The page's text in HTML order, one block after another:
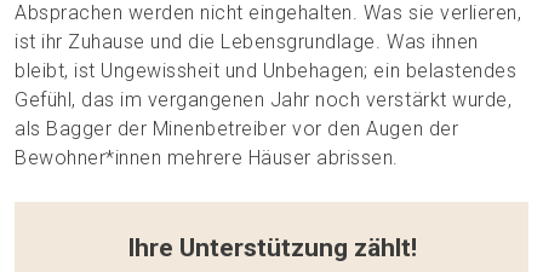
Absprachen werden nicht eingehalten. Was sie verlieren,
ist ihr Zuhause und die Lebensgrundlage. Was ihnen
bleibt, ist Ungewissheit und Unbehagen; ein belastendes
Gefühl, das im vergangenen Jahr noch verstärkt wurde,
als Bagger der Minenbetreiber vor den Augen der
Bewohner*innen mehrere Häuser abrissen.
Ihre Unterstützung zählt!